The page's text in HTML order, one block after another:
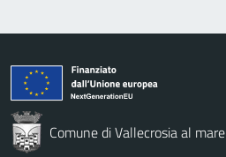
Comune di Vallecrosia al mare